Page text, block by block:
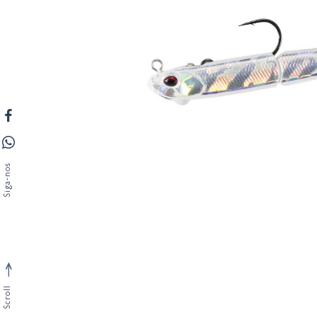
Siga-nos
Scroll